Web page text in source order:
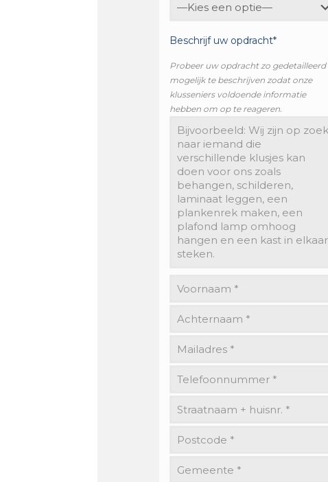
Beschrijf uw opdracht*
Probeer uw opdracht zo gedetailleerd
mogelijk te beschrijven zodat onze
klusseniers voldoende informatie
hebben om op te reageren.